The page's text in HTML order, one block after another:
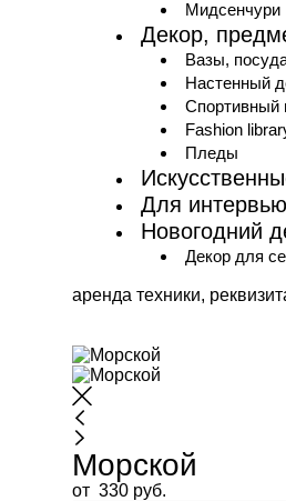
Мидсенчури
Декор,
Вазы,
Настенный
Спортивный
Fashion
Пледы
Для
Новогодний
Декор для
аренда техники,
Морской
от 330 pуб.